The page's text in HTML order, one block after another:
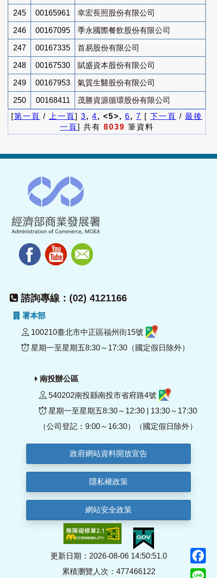
245 00165961 幸宏長照股份有限公司
246 00167095 季永國際餐飲股份有限公司
247 00167335 首易股份有限公司
248 00167530 賦盛資本股份有限公司
249 00167953 氣質生醫股份有限公司
250 00168411
茂勝資源循環股份有限公司
[第一頁 / 上一頁] 3, 4, <5>, 6, 7 [ 下一頁 / 最後
一頁] 共有 8039 筆資料
諮詢專線：(02) 4121166
署本部
100210臺北市中正區福州街15號
星期一至星期五8:30～17:30（國定假日除外）
南投辦公區
540202南投縣南投市省府路4號
星期一至星期五8:30～12:30 | 13:30～17:30
（公司登記：9:00～16:30）（國定假日除外）
政府網站資料開放宣告
隱私權政策
網站安全政策
更新日期：2026-08-06 14:50:51.0
累積瀏覽人次：477466122